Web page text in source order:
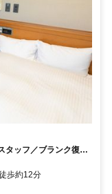
タッフ／ブランク復
歩約12分